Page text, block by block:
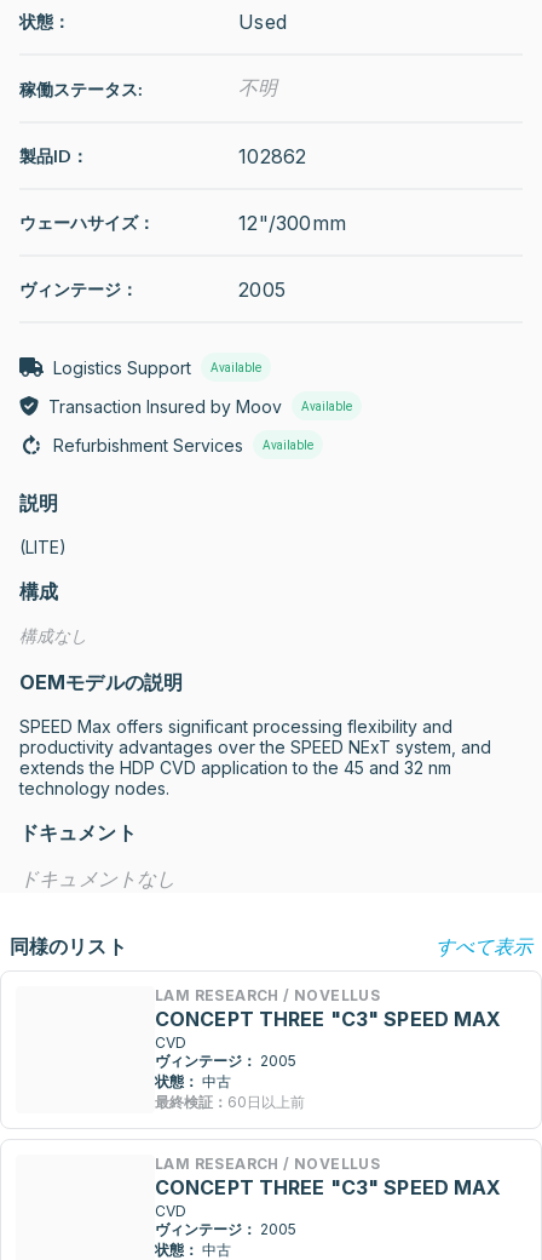
状態： Used
稼働ステータス: 不明
製品ID： 102862
ウェーハサイズ： 12"/300mm
ヴィンテージ： 2005
Logistics Support Available
Transaction Insured by Moov Available
Refurbishment Services Available
説明
(LITE)
構成
構成なし
OEMモデルの説明
SPEED Max offers significant processing flexibility and
productivity advantages over the SPEED NExT system, and
extends the HDP CVD application to the 45 and 32 nm
technology nodes.
ドキュメント
ドキュメントなし
同様のリスト すべて表示
LAM RESEARCH / NOVELLUS
CONCEPT THREE "C3" SPEED MAX
CVD
ヴィンテージ： 2005
状態： 中古
最終検証： 60日以上前
LAM RESEARCH / NOVELLUS
CONCEPT THREE "C3" SPEED MAX
CVD
ヴィンテージ： 2005
状態： 中古